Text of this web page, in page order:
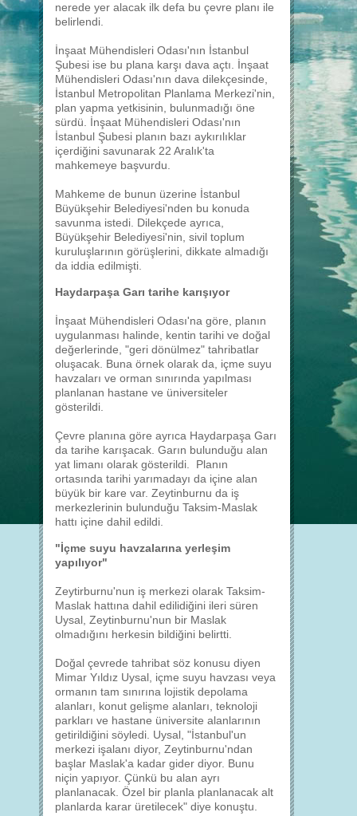
nerede yer alacak ilk defa bu çevre planı ile
belirlendi.
İnşaat Mühendisleri Odası'nın İstanbul
Şubesi ise bu plana karşı dava açtı. İnşaat
Mühendisleri Odası'nın dava dilekçesinde,
İstanbul Metropolitan Planlama Merkezi'nin,
plan yapma yetkisinin, bulunmadığı öne
sürdü. İnşaat Mühendisleri Odası'nın
İstanbul Şubesi planın bazı aykırılıklar
içerdiğini savunarak 22 Aralık'ta
mahkemeye başvurdu.
Mahkeme de bunun üzerine İstanbul
Büyükşehir Belediyesi'nden bu konuda
savunma istedi. Dilekçede ayrıca,
Büyükşehir Belediyesi'nin, sivil toplum
kuruluşlarının görüşlerini, dikkate almadığı
da iddia edilmişti.
Haydarpaşa Garı tarihe karışıyor
İnşaat Mühendisleri Odası'na göre, planın
uygulanması halinde, kentin tarihi ve doğal
değerlerinde, "geri dönülmez" tahribatlar
oluşacak. Buna örnek olarak da, içme suyu
havzaları ve orman sınırında yapılması
planlanan hastane ve üniversiteler
gösterildi.
Çevre planına göre ayrıca Haydarpaşa Garı
da tarihe karışacak. Garın bulunduğu alan
yat limanı olarak gösterildi. Planın
ortasında tarihi yarımadayı da içine alan
büyük bir kare var. Zeytinburnu da iş
merkezlerinin bulunduğu Taksim-Maslak
hattı içine dahil edildi.
"İçme suyu havzalarına yerleşim
yapılıyor"
Zeytirburnu'nun iş merkezi olarak Taksim-
Maslak hattına dahil edilidiğini ileri süren
Uysal, Zeytinburnu'nun bir Maslak
olmadığını herkesin bildiğini belirtti.
Doğal çevrede tahribat söz konusu diyen
Mimar Yıldız Uysal, içme suyu havzası veya
ormanın tam sınırına lojistik depolama
alanları, konut gelişme alanları, teknoloji
parkları ve hastane üniversite alanlarının
getirildiğini söyledi. Uysal, "İstanbul'un
merkezi işalanı diyor, Zeytinburnu'ndan
başlar Maslak'a kadar gider diyor. Bunu
niçin yapıyor. Çünkü bu alan ayrı
planlanacak. Özel bir planla planlanacak alt
planlarda karar üretilecek" diye konuştu.